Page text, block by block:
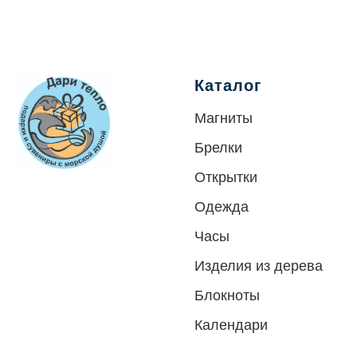
Каталог
Магниты
Брелки
Открытки
Одежда
Часы
Изделия из дерева
Блокноты
Календари